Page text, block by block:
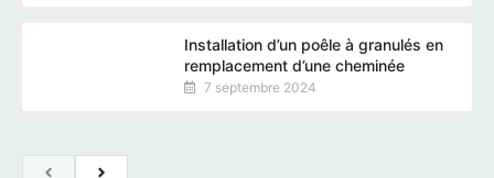
Installation d’un poêle à granulés en
remplacement d’une cheminée
7 septembre 2024